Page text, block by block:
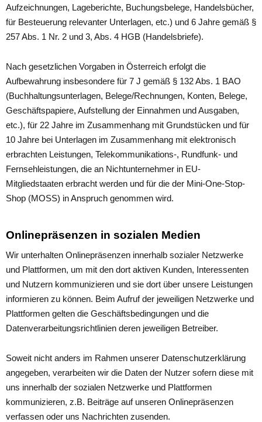
Aufzeichnungen, Lageberichte, Buchungsbelege, Handelsbücher,
für Besteuerung relevanter Unterlagen, etc.) und 6 Jahre gemäß §
257 Abs. 1 Nr. 2 und 3, Abs. 4 HGB (Handelsbriefe).
Nach gesetzlichen Vorgaben in Österreich erfolgt die
Aufbewahrung insbesondere für 7 J gemäß § 132 Abs. 1 BAO
(Buchhaltungsunterlagen, Belege/Rechnungen, Konten, Belege,
Geschäftspapiere, Aufstellung der Einnahmen und Ausgaben,
etc.), für 22 Jahre im Zusammenhang mit Grundstücken und für
10 Jahre bei Unterlagen im Zusammenhang mit elektronisch
erbrachten Leistungen, Telekommunikations-, Rundfunk- und
Fernsehleistungen, die an Nichtunternehmer in EU-
Mitgliedstaaten erbracht werden und für die der Mini-One-Stop-
Shop (MOSS) in Anspruch genommen wird.
Onlinepräsenzen in sozialen Medien
Wir unterhalten Onlinepräsenzen innerhalb sozialer Netzwerke
und Plattformen, um mit den dort aktiven Kunden, Interessenten
und Nutzern kommunizieren und sie dort über unsere Leistungen
informieren zu können. Beim Aufruf der jeweiligen Netzwerke und
Plattformen gelten die Geschäftsbedingungen und die
Datenverarbeitungsrichtlinien deren jeweiligen Betreiber.
Soweit nicht anders im Rahmen unserer Datenschutzerklärung
angegeben, verarbeiten wir die Daten der Nutzer sofern diese mit
uns innerhalb der sozialen Netzwerke und Plattformen
kommunizieren, z.B. Beiträge auf unseren Onlinepräsenzen
verfassen oder uns Nachrichten zusenden.